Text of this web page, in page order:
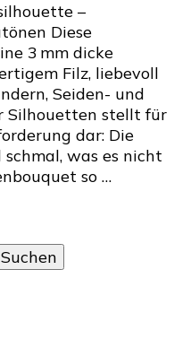
–
Diese
3 mm dicke
Filz, liebevoll
Seiden- und
Silhouetten stellt für
dar: Die
was es nicht
so …
Suchen